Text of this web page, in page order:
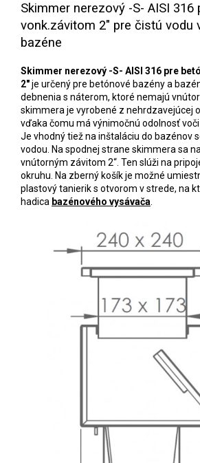
Skimmer nerezový -S- AISI 316
vonk.závitom 2" pre čistú vodu
bazéne
Skimmer nerezový -S- AISI 316 pre
2"je určený pre betónové bazény a
debnenia s náterom, ktoré nemajú
skimmera je vyrobené z nehrdzavejúcej
vďaka čomu má výnimočnú odolnosť voči
Je vhodný tiež na inštaláciu do bazénov
vodou. Na spodnej strane skimmera sa
vnútorným závitom 2“. Ten slúži na
okruhu. Na zberný košík je možné
plastový tanierik s otvorom v strede, na
hadica bazénového vysávača